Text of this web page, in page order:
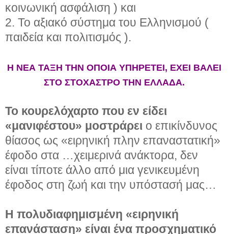
κοινωνική ασφάλιση ) και
2. Το αξιακό σύστημα του Ελληνισμού (
παιδεία και πολιτισμός ).
Η ΝΕΑ ΤΑΞΗ ΤΗΝ ΟΠΟΙΑ ΥΠΗΡΕΤΕΙ, ΕΧΕΙ ΒΑΛΕΙ
ΣΤΟ ΣΤΟΧΑΣΤΡΟ ΤΗΝ ΕΛΛΑΔΑ.
Το κουρελόχαρτο που εν είδει
«μανιφέστου» μοστράρει ο επικίνδυνος
θίασος ως «ειρηνική πλην επαναστατική»
έφοδο στα …χειμερινά ανάκτορα, δεν
είναι τίποτε άλλο από μια γενικευμένη
έφοδος στη ζωή και την υπόστασή μας…
Η πολυδιαφημισμένη «ειρηνική
επανάσταση» είναι ένα προσχηματικό